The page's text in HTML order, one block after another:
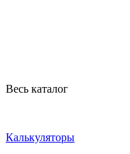
Весь каталог
Калькуляторы